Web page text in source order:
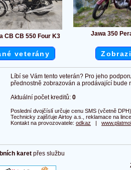
CB CB 550 Four K3 Jawa 350
veterány
Líbí se Vám tento veterán? Pro jeho
přednostně zobrazován a prodávající bude
Aktuální počet kreditů: 0
Poslední dvojčíslí určuje cenu SMS (včetně
Technicky zajišťuje Airtoy a.s., reklamace na
Kontakt na provozovatele: odkaz |
karet přes službu